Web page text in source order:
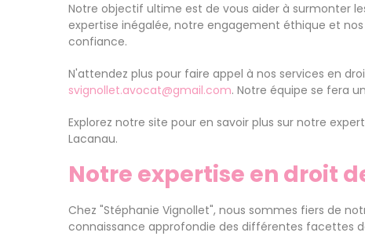
Notre objectif ultime est de vous aider à surmonter
expertise inégalée, notre engagement éthique et
confiance.
N'attendez plus pour faire appel à nos services en
svignollet.avocat@gmail.com. Notre équipe se fera
Explorez notre site pour en savoir plus sur notre
Lacanau.
Notre expertise en droit
Chez "Stéphanie Vignollet", nous sommes fiers de
connaissance approfondie des différentes facettes